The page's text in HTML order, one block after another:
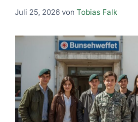
Juli 25, 2026 von Tobias Falk